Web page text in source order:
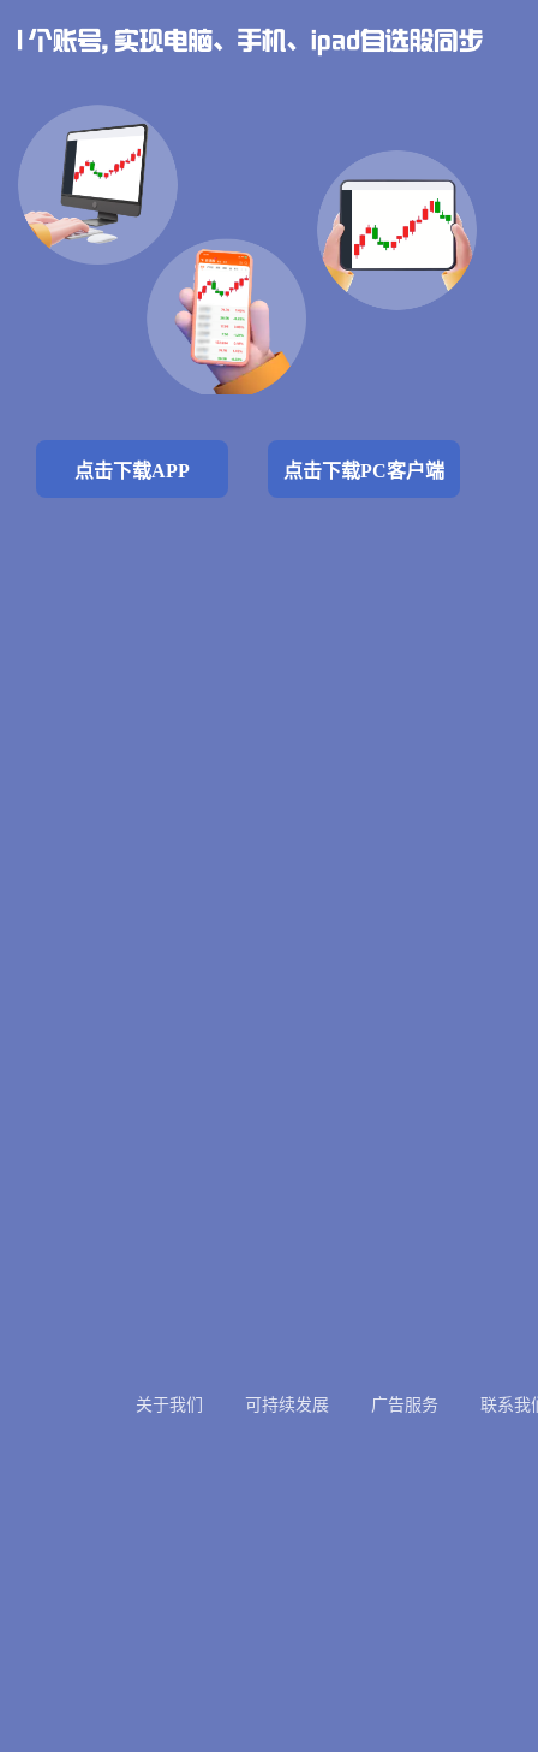
点击下载APP 点击下载PC客户端
关于我们 可持续发展 广告服务 联系我